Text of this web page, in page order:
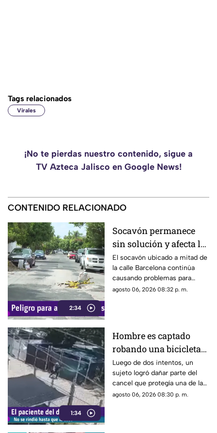
Tags relacionados
Virales
¡No te pierdas nuestro contenido, sigue a
TV Azteca Jalisco en Google News!
CONTENIDO RELACIONADO
2:34
Socavón permanece
sin solución y afecta la
circulación en calle
Barcelona
El socavón ubicado a mitad de
la calle Barcelona continúa
causando problemas para
quienes circulan por la zona,
agosto 06, 2026 08:32 p. m.
1:34
Hombre es captado
robando una bicicleta
al ingresar a cochera
ajena en calle Rancho
Rodeo
Luego de dos intentos, un
sujeto logró dañar parte del
cancel que protegía una de las
puertas de una cochera
agosto 06, 2026 08:30 p. m.